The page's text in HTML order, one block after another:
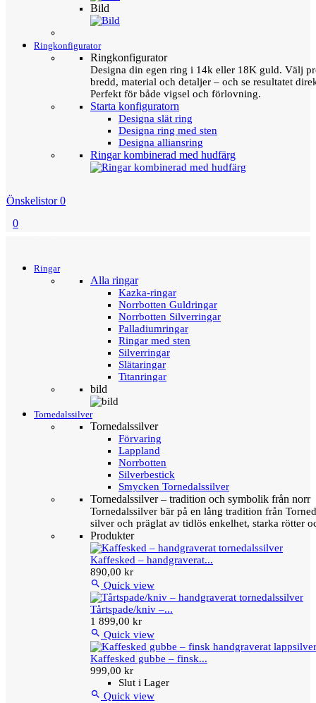
Bild
Ringkonfigurator
Ringkonfigurator
Designa din egen ring i 14k eller 18K guld. Välj
bredd, material och detaljer – och se resultatet
Perfekt för både vigsel och förlovning.
Starta konfiguratorn
Designa slät ring
Designa ring med sten
Designa alliansring
Ringar kombinerad med hudfärg
Önskelistor 0
0
Ringar
Alla ringar
Kazka-ringar
Norrbotten Guldringar
Norrbotten Silverringar
Palladiumringar
Ringar med sten
Silverringar
Slätaringar
Titanringar
bild
Tornedalssilver
Tornedalssilver
Förvaring
Lappland
Norrbotten
Silverbestick
Smycken Tornedalssilver
Tornedalssilver – tradition och symbolik från norr
Tornedalssilver bär på en lång tradition från
silver och präglat av tidlös enkelhet, starka rötter
Produkter
Kaffesked – handgraverat...
890,00 kr
 Quick view
Tårtspade/kniv –...
1 899,00 kr
 Quick view
Kaffesked gubbe – finsk...
999,00 kr
Slut i Lager
 Quick view